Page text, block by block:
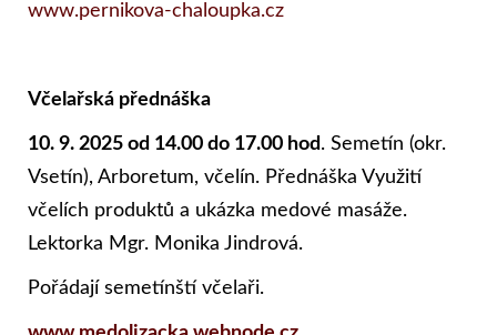
www.pernikova-chaloupka.cz
Včelařská přednáška
10. 9. 2025 od 14.00 do 17.00 hod. Semetín (okr.
Vsetín), Arboretum, včelín. Přednáška Využití
včelích produktů a ukázka medové masáže.
Lektorka Mgr. Monika Jindrová.
Pořádají semetínští včelaři.